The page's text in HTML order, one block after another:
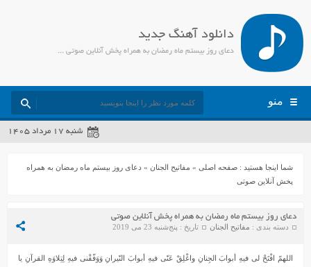
دانلود آهنگ جدید
دعای روز بیستم ماه رمضان به همراه پخش آنلاین صوتی - جمیل مدیا
منو
شنبه ۱۷ مرداد ۱۴۰۵
شما اینجا هستید :صفحه اصلی » مفاتیح الجنان »دعای روز بیستم ماه رمضان به همراه
پخش آنلاین صوتی
دعای روز بیستم ماه رمضان به همراه پخش آنلاین صوتی
دسته بندی : مفاتیح الجنان تاریخ : پنج‌شنبه 23 می 2019
اللهمّ افْتَحْ لی فیهِ أبوابَ الجِنانِ واغْلِقْ عَنّی فیهِ أبوابَ النّیرانِ وَوَفّقْنی فیهِ لِتِلاوَهِ القرآنِ یا